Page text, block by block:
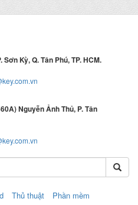
Sơn Kỳ, Q. Tân Phú, TP. HCM.
Nguyễn Ảnh Thủ, P. Tân
Thủ thuật Phần mềm